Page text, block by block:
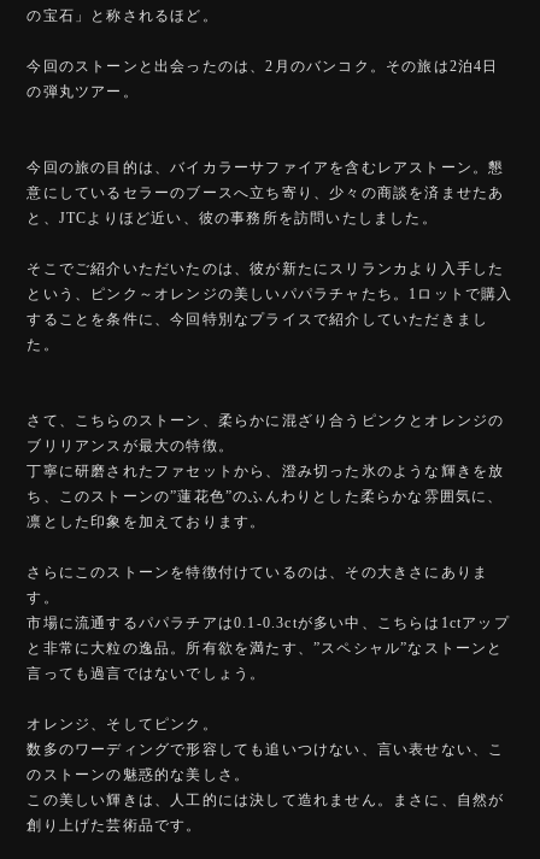
の宝石」と称されるほど。
今回のストーンと出会ったのは、2月のバンコク。その旅は2泊4日
の弾丸ツアー。
今回の旅の目的は、バイカラーサファイアを含むレアストーン。懇
意にしているセラーのブースへ立ち寄り、少々の商談を済ませたあ
と、JTCよりほど近い、彼の事務所を訪問いたしました。
そこでご紹介いただいたのは、彼が新たにスリランカより入手した
という、ピンク～オレンジの美しいパパラチャたち。1ロットで購入
することを条件に、今回特別なプライスで紹介していただきまし
た。
さて、こちらのストーン、柔らかに混ざり合うピンクとオレンジの
ブリリアンスが最大の特徴。
丁寧に研磨されたファセットから、澄み切った氷のような輝きを放
ち、このストーンの”蓮花色”のふんわりとした柔らかな雰囲気に、
凛とした印象を加えております。
さらにこのストーンを特徴付けているのは、その大きさにありま
す。
市場に流通するパパラチアは0.1-0.3ctが多い中、こちらは1ctアップ
と非常に大粒の逸品。所有欲を満たす、”スペシャル”なストーンと
言っても過言ではないでしょう。
オレンジ、そしてピンク。
数多のワーディングで形容しても追いつけない、言い表せない、こ
のストーンの魅惑的な美しさ。
この美しい輝きは、人工的には決して造れません。まさに、自然が
創り上げた芸術品です。